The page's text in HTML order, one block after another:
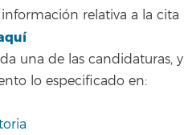
relativa a la cita
una de las candidaturas,
lo especificado en: